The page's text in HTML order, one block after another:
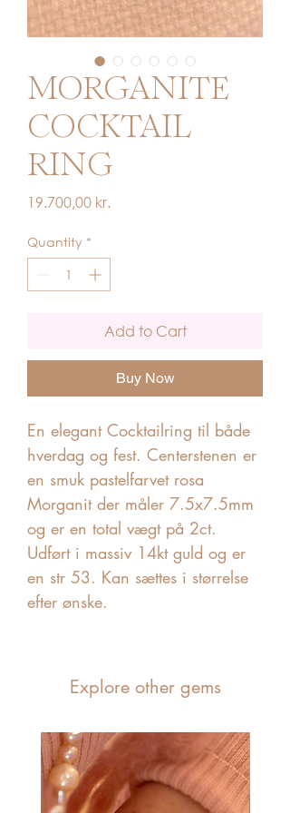
MORGANITE
COCKTAIL
RING
19.700,00 kr.Price
Quantity *
Add to Cart
Buy Now
En elegant Cocktailring til både
hverdag og fest. Centerstenen er
en smuk pastelfarvet rosa
Morganit der måler 7.5x7.5mm
og er en total vægt på 2ct.
Udført i massiv 14kt guld og er
en str 53. Kan sættes i størrelse
efter ønske.
Explore other gems